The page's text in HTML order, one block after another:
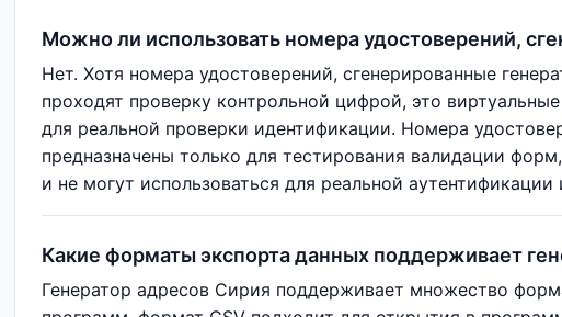
Можно ли использовать номера удостоверений,
Нет. Хотя номера удостоверений, сгенерированные
проходят проверку контрольной цифрой, это
для реальной проверки идентификации. Номера
предназначены только для тестирования валидации
и не могут использоваться для реальной
Какие форматы экспорта данных поддерживает
Генератор адресов Сирия поддерживает множество